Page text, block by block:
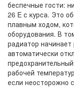
беспечные гости:
26 E с курса. Это
плавным ходом,
оборудования. В
радиатор
автоматически
рабочей
если неосторожно